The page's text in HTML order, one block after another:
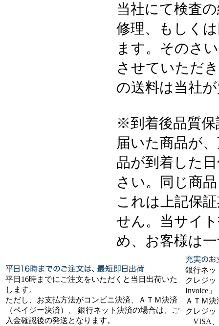
当社にて検査
修理、もしく
ます。そのさ
させていただ
の送料は当社
※到着後品質
届いた商品が
品が到着した
さい。同じ商
これは上記保
せん。当サイ
め、お客様は
平日16時までにご注文をいただくと当日出荷いた
します。
ただし、お支払方法がコンビニ決済、ＡＴＭ決済
（ペイジー決済）、 銀行ネット決済の場合は、ご
入金確認後の発送となります。
銀行ネッ
クレジッ
Invoice」
ＡＴＭ
クレジッ
VISA、